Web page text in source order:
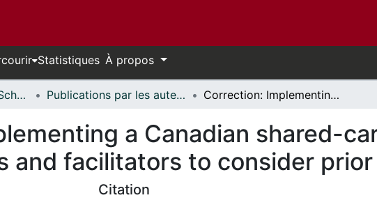
Statistiques À propos
Libre accès // Open Scholarship Publications par les auteurs d'uOttawa publiés par BioMed Central // uOttawa authored publications from BioMed Central Correction: Implementing a Canadian shared-care ADHD program in Beijing: Barriers and facilitators to consider prior to start-up
a Canadian shared-
and facilitators to consider
Citation